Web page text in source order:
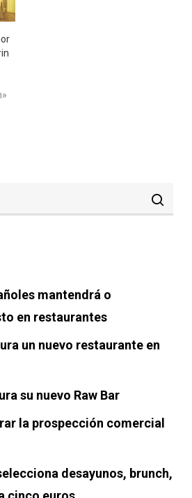
mantendrá o
en restaurantes
un nuevo restaurante en
su nuevo Raw Bar
la prospección comercial
desayunos, brunch,